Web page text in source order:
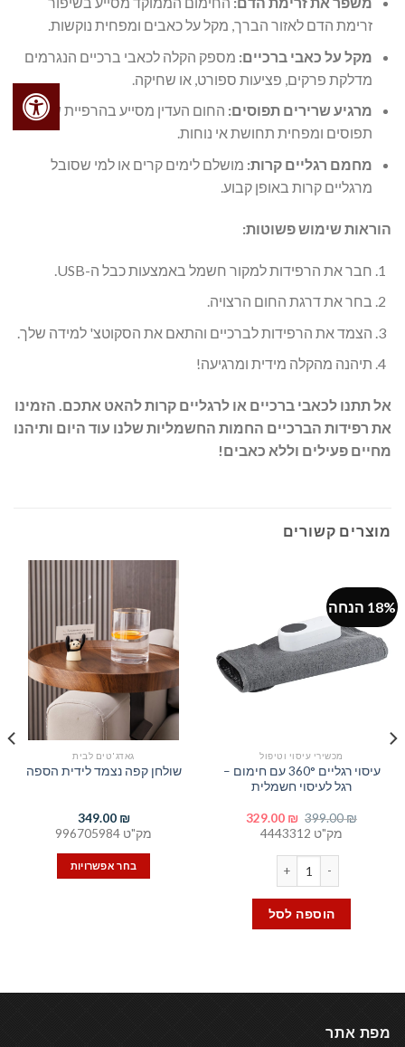
זרימת הדם לאזור הברך, מקל על כאבים ומפחית נוקשות.
מקל על כאבי ברכיים: מספק הקלה לכאבי ברכיים הנגרמים
מדלקת פרקים, פציעות ספורט, או שחיקה.
מרגיע שרירים תפוסים: החום העדין מסייע בהרפיית שרירים
תפוסים ומפחית תחושת אי נוחות.
מחמם רגליים קרות: מושלם לימים קרים או למי שסובל
מרגליים קרות באופן קבוע.
הוראות שימוש פשוטות:
חבר את הרפידות למקור חשמל באמצעות כבל ה-USB.
בחר את דרגת החום הרצויה.
הצמד את הרפידות לברכיים והתאם את הסקוטצ' למידה שלך.
תיהנה מהקלה מידית ומרגיעה!
אל תתנו לכאבי ברכיים או לרגליים קרות להאט אתכם. הזמינו
את רפידות הברכיים החמות החשמליות שלנו עוד היום ותיהנו
מחיים פעילים וללא כאבים!
מוצרים קשורים
18% הנחה
מכשירי עיסוי וטיפול
עיסוי רגליים 360° עם חימום –
רגל לעיסוי חשמלית
399.00₪
המחיר
המקורי
היה:
399.00 ₪.
329.00 ₪
המחיר
מק"ט 4443312
הוספה לסל
גאדג'טים לבית
שולחן קפה נצמד לידית הספה
349.00 ₪
מק"ט 996705984
בחר אפשרויות
מפת אתר